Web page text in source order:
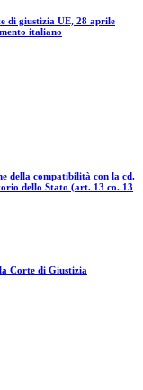
di giustizia UE, 28 aprile
italiano
della compatibilità con la cd.
dello Stato (art. 13 co. 13
Corte di Giustizia